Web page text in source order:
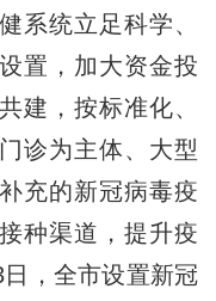
系统立足科学、
置，加大资金投
建，按标准化、
诊为主体、大型
充的新冠病毒疫
种渠道，提升疫
，全市设置新冠